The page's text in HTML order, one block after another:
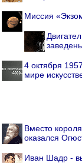
Миссия
4 октября
мире
Вместо
оказался
Иван Шадр -